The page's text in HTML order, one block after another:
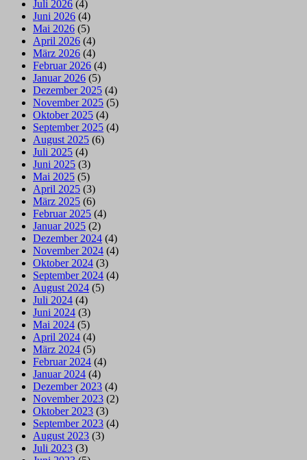
Juli 2026 (4)
Juni 2026 (4)
Mai 2026 (5)
April 2026 (4)
März 2026 (4)
Februar 2026 (4)
Januar 2026 (5)
Dezember 2025 (4)
November 2025 (5)
Oktober 2025 (4)
September 2025 (4)
August 2025 (6)
Juli 2025 (4)
Juni 2025 (3)
Mai 2025 (5)
April 2025 (3)
März 2025 (6)
Februar 2025 (4)
Januar 2025 (2)
Dezember 2024 (4)
November 2024 (4)
Oktober 2024 (3)
September 2024 (4)
August 2024 (5)
Juli 2024 (4)
Juni 2024 (3)
Mai 2024 (5)
April 2024 (4)
März 2024 (5)
Februar 2024 (4)
Januar 2024 (4)
Dezember 2023 (4)
November 2023 (2)
Oktober 2023 (3)
September 2023 (4)
August 2023 (3)
Juli 2023 (3)